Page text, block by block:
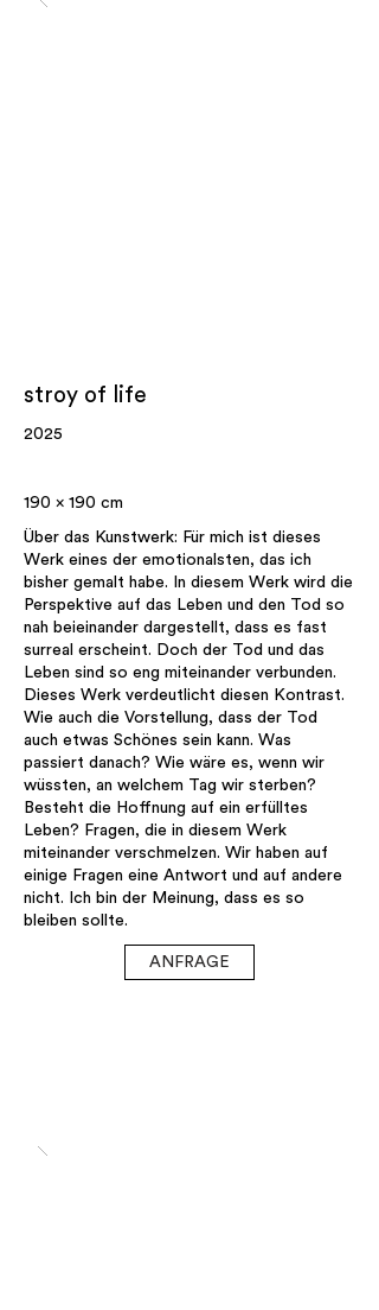
stroy of life
2025
190 x 190 cm
Über das Kunstwerk: Für mich ist dieses
Werk eines der emotionalsten, das ich
bisher gemalt habe. In diesem Werk wird die
Perspektive auf das Leben und den Tod so
nah beieinander dargestellt, dass es fast
surreal erscheint. Doch der Tod und das
Leben sind so eng miteinander verbunden.
Dieses Werk verdeutlicht diesen Kontrast.
Wie auch die Vorstellung, dass der Tod
auch etwas Schönes sein kann. Was
passiert danach? Wie wäre es, wenn wir
wüssten, an welchem Tag wir sterben?
Besteht die Hoffnung auf ein erfülltes
Leben? Fragen, die in diesem Werk
miteinander verschmelzen. Wir haben auf
einige Fragen eine Antwort und auf andere
nicht. Ich bin der Meinung, dass es so
bleiben sollte.
ANFRAGE